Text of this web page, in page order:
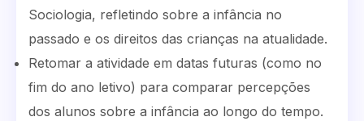
Sociologia, refletindo sobre a infância no
passado e os direitos das crianças na atualidade.
Retomar a atividade em datas futuras (como no
fim do ano letivo) para comparar percepções
dos alunos sobre a infância ao longo do tempo.